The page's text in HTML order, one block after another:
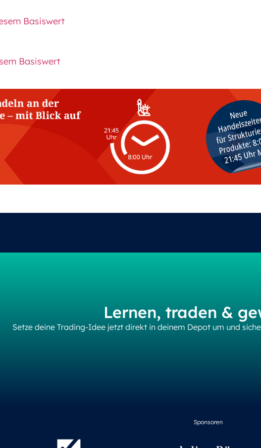
Basiswert
Basiswert
Lernen, traden &
Setze deine Trading-Idee jetzt direkt in deinem Depot um und
Sponsoren